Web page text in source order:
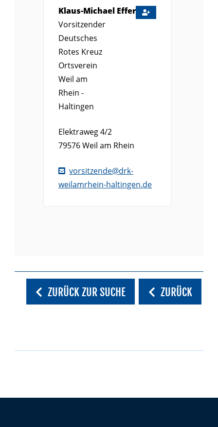
Vorsitzender
Klaus-Michael Effert
Deutsches
Rotes Kreuz
Ortsverein
Weil am
Rhein -
Haltingen
Elektraweg 4/2
79576Weil am Rhein
vorsitzende@drk-
weilamrhein-haltingen.de
ZURÜCK ZUR SUCHE ZURÜCK